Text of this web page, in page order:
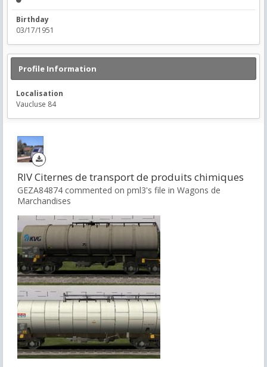
Birthday
03/17/1951
Profile Information
Localisation
Vaucluse 84
RIV Citernes de transport de produits chimiques
GEZA84874 commented on pml3's file in Wagons de
Marchandises